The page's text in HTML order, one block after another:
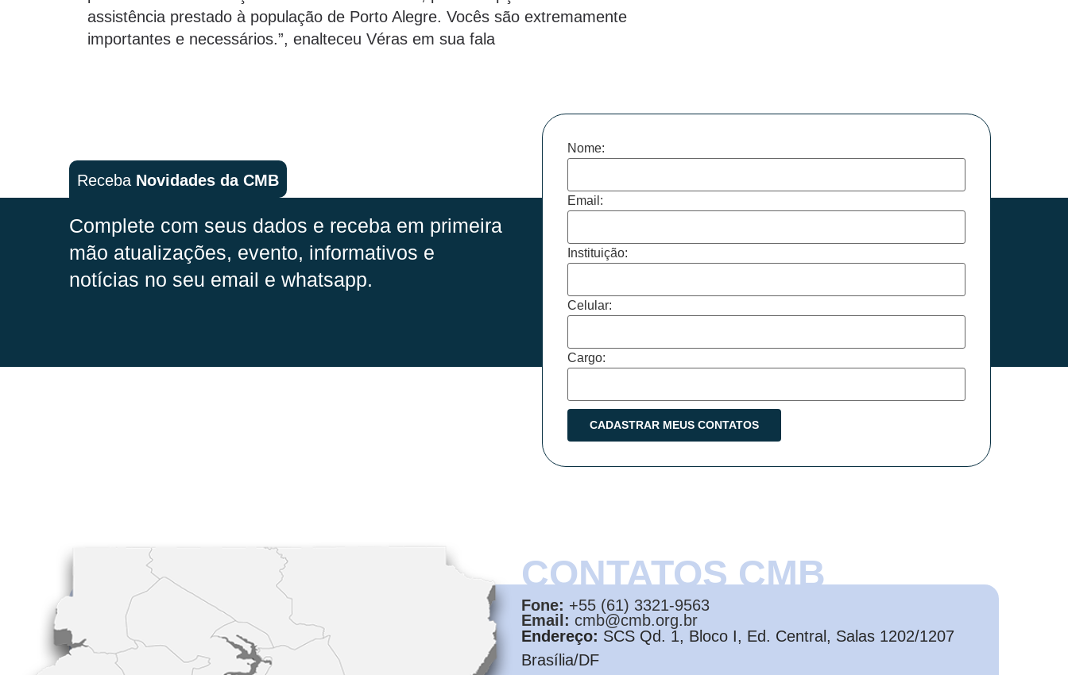
assistência prestado à população de Porto Alegre. Vocês são extremamente
importantes e necessários.”, enalteceu Véras em sua fala
Receba Novidades da CMB
Complete com seus dados e receba em primeira
mão atualizações, evento, informativos e
notícias no seu email e whatsapp.
Nome:
Email:
Instituição:
Celular:
Cargo:
CONTATOS CMB
Fone: +55 (61) 3321-9563
Email: cmb@cmb.org.br
Endereço: SCS Qd. 1, Bloco I, Ed. Central, Salas 1202/1207
Brasília/DF